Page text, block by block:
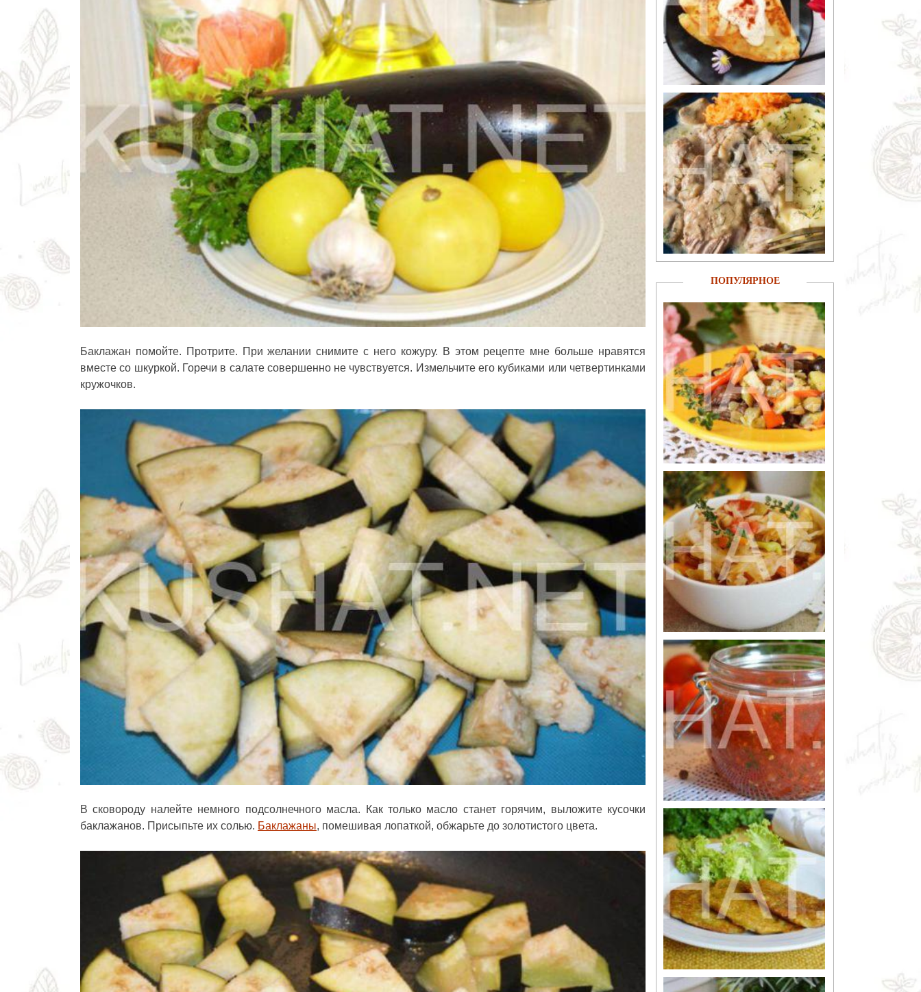
Баклажан помойте. Протрите. При желании снимите с него кожуру. В этом рецепте мне больше нравятся
вместе со шкуркой. Горечи в салате совершенно не чувствуется. Измельчите его кубиками или четвертинками
кружочков.
В сковороду налейте немного подсолнечного масла. Как только масло станет горячим, выложите кусочки
баклажанов. Присыпьте их солью. Баклажаны, помешивая лопаткой, обжарьте до золотистого цвета.
ПОПУЛЯРНОЕ